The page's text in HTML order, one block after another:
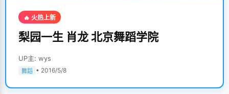
🔥 火热上新
梨园一生 肖龙 北京舞蹈学院
UP主: wys
舞蹈 • 2016/5/8